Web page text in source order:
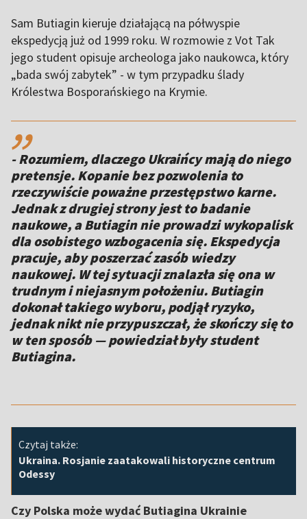
Sam Butiagin kieruje działającą na półwyspie
ekspedycją już od 1999 roku. W rozmowie z Vot Tak
jego student opisuje archeologa jako naukowca, który
„bada swój zabytek” - w tym przypadku ślady
Królestwa Bosporańskiego na Krymie.
,,
- Rozumiem, dlaczego Ukraińcy mają do niego
pretensje. Kopanie bez pozwolenia to
rzeczywiście poważne przestępstwo karne.
Jednak z drugiej strony jest to badanie
naukowe, a Butiagin nie prowadzi wykopalisk
dla osobistego wzbogacenia się. Ekspedycja
pracuje, aby poszerzać zasób wiedzy
naukowej. W tej sytuacji znalazła się ona w
trudnym i niejasnym położeniu. Butiagin
dokonał takiego wyboru, podjął ryzyko,
jednak nikt nie przypuszczał, że skończy się to
w ten sposób — powiedział były student
Butiagina.
Czytaj także:
Ukraina. Rosjanie zaatakowali historyczne centrum
Odessy
Czy Polska może wydać Butiagina Ukrainie